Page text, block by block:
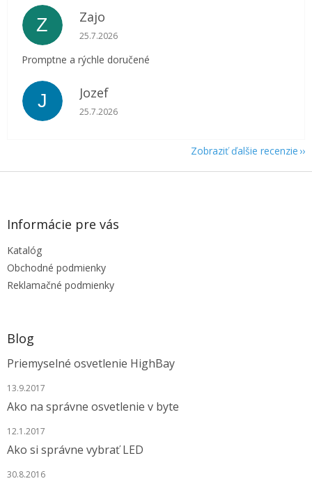
Z Zajo
Hodnotenie obchodu je 5 z 5 hviezdičiek.
25.7.2026
Promptne a rýchle doručené
J Jozef
Hodnotenie obchodu je 5 z 5 hviezdičiek.
25.7.2026
Zobraziť ďalšie recenzie
Z
Informácie pre vás
Katalóg
Obchodné podmienky
Reklamačné podmienky
Blog
Priemyselné osvetlenie HighBay
13.9.2017
Ako na správne osvetlenie v byte
12.1.2017
Ako si správne vybrať LED
30.8.2016